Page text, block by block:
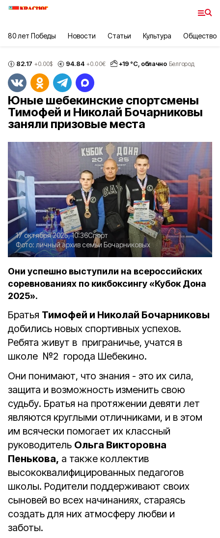
80 лет Победы Новости Статьи Культура Общество
82.17 +0.00$ 94.84 +0.00€ +19 °С, облачно Белгород
Юные шебекинские спортсмены
Тимофей и Николай Бочарниковы
заняли призовые места
17 октября 2025, 10:36Спорт
Фото: личный архив семьи Бочарниковых
Они успешно выступили на всероссийских
соревнованиях по кикбоксингу «Кубок Дона
2025».
Братья Тимофей и Николай Бочарниковы
добились новых спортивных успехов.
Ребята живут в приграничье, учатся в
школе №2 города Шебекино.
Они понимают, что знания - это их сила,
защита и возможность изменить свою
судьбу. Братья на протяжении девяти лет
являются круглыми отличниками, и в этом
им всячески помогает их классный
руководитель Ольга Викторовна
Пенькова, а также коллектив
высококвалифицированных педагогов
школы. Родители поддерживают своих
сыновей во всех начинаниях, стараясь
создать для них атмосферу любви и
заботы.